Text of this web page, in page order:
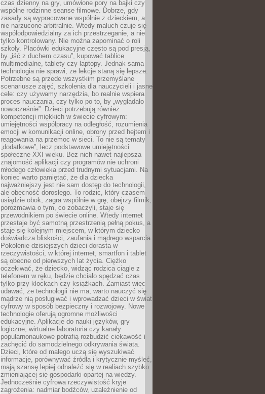
czas dzienny na gry, umówione pory na bajki czy
wspólne rodzinne seanse filmowe. Dobrze, gdy
zasady są wypracowane wspólnie z dzieckiem, a
nie narzucone arbitralnie. Wtedy maluch czuje się
współodpowiedzialny za ich przestrzeganie, a nie
tylko kontrolowany. Nie można zapominać o roli
szkoły. Placówki edukacyjne często są pod presją,
by „iść z duchem czasu”, kupować tablice
multimedialne, tablety czy laptopy. Jednak sama
technologia nie sprawi, że lekcje staną się lepsze.
Potrzebne są przede wszystkim przemyślane
scenariusze zajęć, szkolenia dla nauczycieli i jasne
cele: czy używamy narzędzia, bo realnie wspiera
proces nauczania, czy tylko po to, by „wyglądało
nowocześnie”. Dzieci potrzebują również
kompetencji miękkich w świecie cyfrowym:
umiejętności współpracy na odległość, rozumienia
emocji w komunikacji online, obrony przed hejtem i
reagowania na przemoc w sieci. To nie są tematy
„dodatkowe”, lecz podstawowe umiejętności
społeczne XXI wieku. Bez nich nawet najlepsza
znajomość aplikacji czy programów nie uchroni
młodego człowieka przed trudnymi sytuacjami. Na
koniec warto pamiętać, że dla dziecka
najważniejszy jest nie sam dostęp do technologii,
ale obecność dorosłego. To rodzic, który czasem
usiądzie obok, zagra wspólnie w grę, obejrzy filmik,
porozmawia o tym, co zobaczyli, staje się
przewodnikiem po świecie online. Wtedy internet
przestaje być samotną przestrzenią pełną pokus, a
staje się kolejnym miejscem, w którym dziecko
doświadcza bliskości, zaufania i mądrego wsparcia.
Pokolenie dzisiejszych dzieci dorasta w
rzeczywistości, w której internet, smartfon i tablet
są obecne od pierwszych lat życia. Ciężko
oczekiwać, że dziecko, widząc rodzica ciągle z
telefonem w ręku, będzie chciało spędzać czas
tylko przy klockach czy książkach. Zamiast więc
udawać, że technologii nie ma, warto nauczyć się
mądrze nią posługiwać i wprowadzać dzieci w świat
cyfrowy w sposób bezpieczny i rozwojowy. Nowe
technologie oferują ogromne możliwości
edukacyjne. Aplikacje do nauki języków, gry
logiczne, wirtualne laboratoria czy kanały
popularnonaukowe potrafią rozbudzić ciekawość i
zachęcić do samodzielnego odkrywania świata.
Dzieci, które od małego uczą się wyszukiwać
informacje, porównywać źródła i krytycznie myśleć,
mają szansę lepiej odnaleźć się w realiach szybko
zmieniającej się gospodarki opartej na wiedzy.
Jednocześnie cyfrowa rzeczywistość kryje
zagrożenia: nadmiar bodźców, uzależnienie od